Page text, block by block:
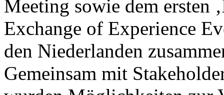
Meeting sowie dem ersten
Exchange of Experience
den Niederlanden
Gemeinsam mit